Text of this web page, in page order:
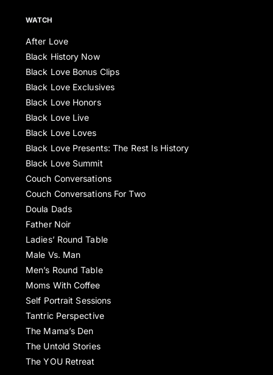
WATCH
After Love
Black History Now
Black Love Bonus Clips
Black Love Exclusives
Black Love Honors
Black Love Live
Black Love Loves
Black Love Presents: The Rest Is History
Black Love Summit
Couch Conversations
Couch Conversations For Two
Doula Dads
Father Noir
Ladies’ Round Table
Male Vs. Man
Men’s Round Table
Moms With Coffee
Self Portrait Sessions
Tantric Perspective
The Mama’s Den
The Untold Stories
The YOU Retreat